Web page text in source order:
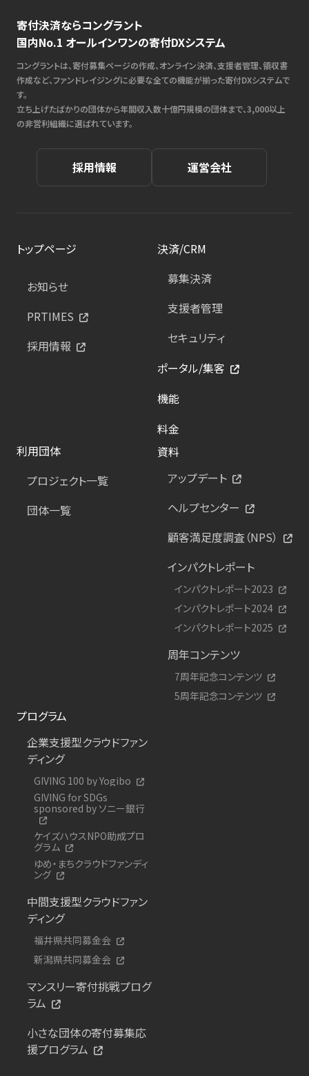
寄付決済ならコングラント
国内No.1 オールインワンの寄付DXシステム
コングラントは、寄付募集ページの作成、オンライン決済、支援者管理、領収書
作成など、ファンドレイジングに必要な全ての機能が揃った寄付DXシステムで
す。
立ち上げたばかりの団体から年間収入数十億円規模の団体まで、3,000以上
の非営利組織に選ばれています。
採用情報 運営会社
トップページ
お知らせ
PRTIMES
採用情報
決済/CRM
募集決済
支援者管理
セキュリティ
ポータル/集客
機能
料金
利用団体
プロジェクト一覧
団体一覧
資料
アップデート
ヘルプセンター
顧客満足度調査（NPS）
インパクトレポート
インパクトレポート2023
インパクトレポート2024
インパクトレポート2025
周年コンテンツ
7周年記念コンテンツ
5周年記念コンテンツ
プログラム
企業支援型クラウドファン
ディング
GIVING 100 by Yogibo
GIVING for SDGs
sponsored by ソニー銀行
ケイズハウスNPO助成プロ
グラム
ゆめ・まちクラウドファンディ
ング
中間支援型クラウドファン
ディング
福井県共同募金会
新潟県共同募金会
マンスリー寄付挑戦プログ
ラム
小さな団体の寄付募集応
援プログラム